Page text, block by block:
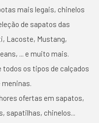
mais legais, chinelos
de sapatos das
Lacoste, Mustang,
... e muito mais.
todos os tipos de calçados
meninas.
ofertas em sapatos,
sapatilhas, chinelos...